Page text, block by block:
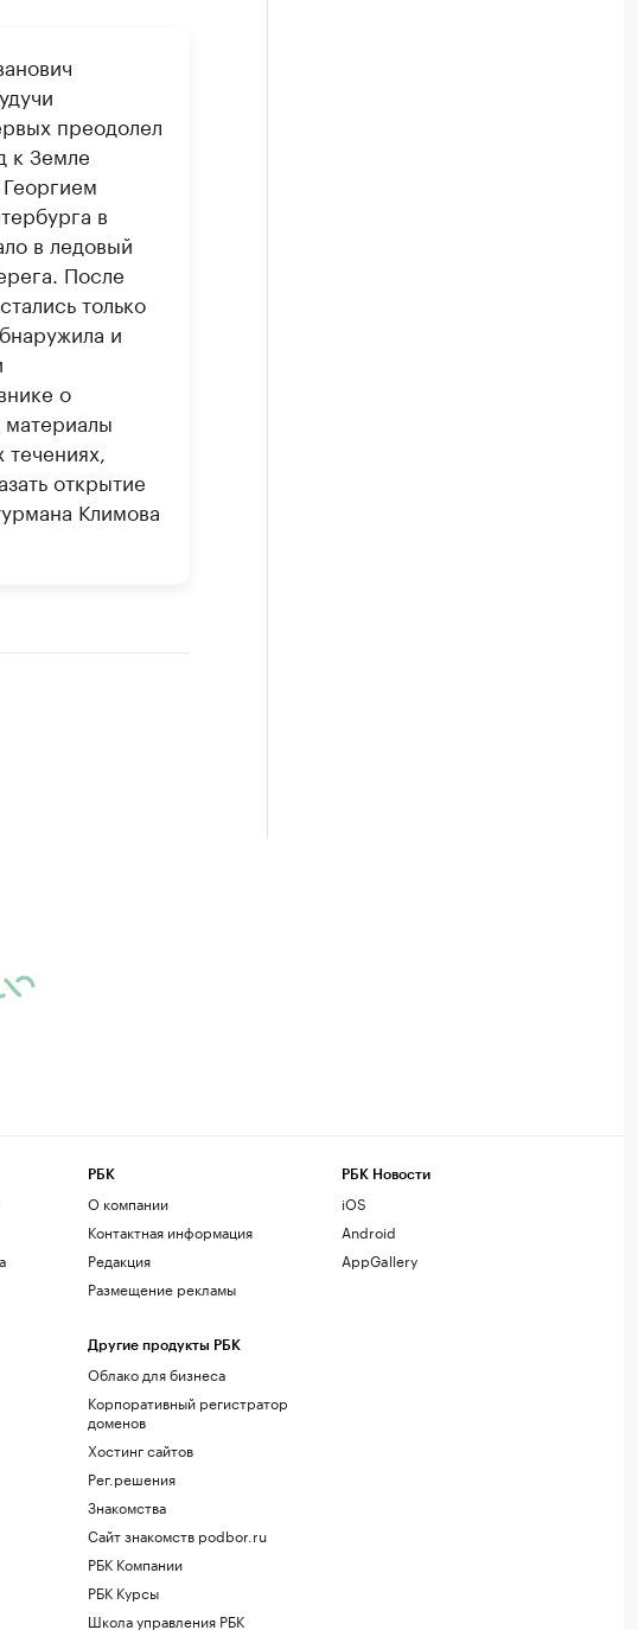
преодолел
к Земле
в
в ледовый
После
только
и
о
открытие
Климова
РБК
О компании
Контактная информация
Редакция
Размещение рекламы
Другие продукты РБК
Облако для бизнеса
Корпоративный регистратор
доменов
Хостинг сайтов
Рег.решения
Знакомства
Сайт знакомств podbor.ru
РБК Компании
РБК Курсы
Школа управления РБК
РБК Новости
iOS
Android
AppGallery